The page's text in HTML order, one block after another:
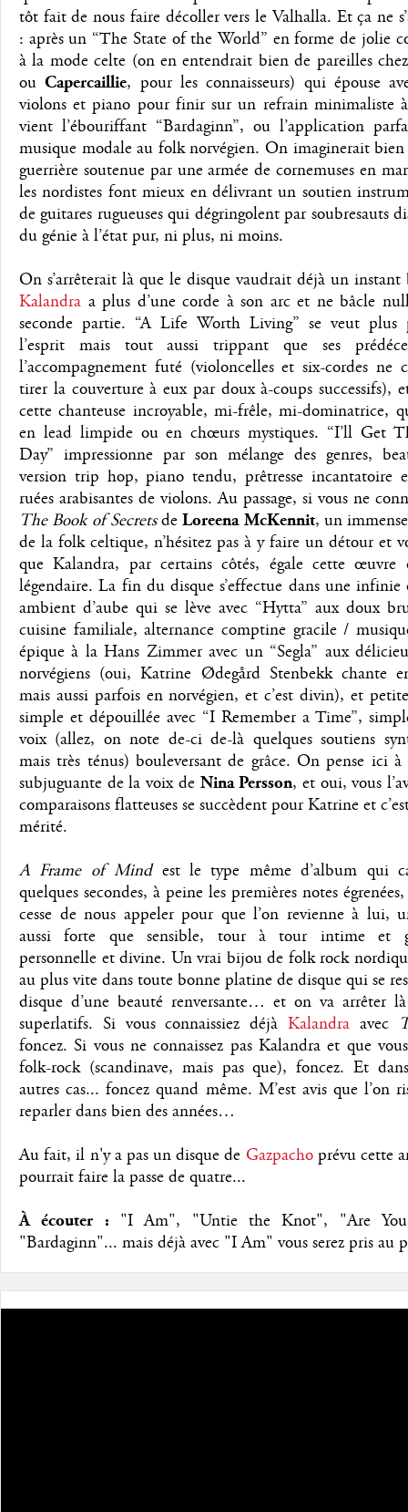
tôt fait de nous faire décoller vers le Valhalla. Et ça ne
: après un “The State of the World” en forme de jolie
à la mode celte (on en entendrait bien de pareilles
ouCapercaillie, pour les connaisseurs) qui épouse
violons et piano pour finir sur un refrain minimaliste
vient l’ébouriffant “Bardaginn”, ou l’application
musique modale au folk norvégien. On imaginerait
guerrière soutenue par une armée de cornemuses en
les nordistes font mieux en délivrant un soutien
de guitares rugueuses qui dégringolent par soubresauts
du génie à l’état pur, ni plus, ni moins.
On s’arrêterait là que le disque vaudrait déjà un instant
Kalandra a plus d’une corde à son arc et ne bâcle
seconde partie. “A Life Worth Living” se veut plus
l’esprit mais tout aussi trippant que ses
l’accompagnement futé (violoncelles et six-cordes ne
tirer la couverture à eux par doux à-coups successifs),
cette chanteuse incroyable, mi-frêle, mi-dominatrice,
en lead limpide ou en chœurs mystiques. “I’ll Get
Day” impressionne par son mélange des genres,
version trip hop, piano tendu, prêtresse incantatoire
ruées arabisantes de violons. Au passage, si vous ne
The Book of SecretsdeLoreena McKennit, un
de la folk celtique, n’hésitez pas à y faire un détour et
que Kalandra, par certains côtés, égale cette œuvre
légendaire. La fin du disque s’effectue dans une infinie
ambient d’aube qui se lève avec “Hytta” aux doux
cuisine familiale, alternance comptine gracile /
épique à la Hans Zimmer avec un “Segla” aux
norvégiens (oui, Katrine Ødegård Stenbekk chante
mais aussi parfois en norvégien, et c’est divin), et
simple et dépouillée avec “I Remember a Time”,
voix (allez, on note de-ci de-là quelques soutiens
mais très ténus) bouleversant de grâce. On pense ici à
subjuguante de la voix de Nina Persson, et oui, vous
comparaisons flatteuses se succèdent pour Katrine et
mérité.
A Frame of Mindest le type même d’album qui
quelques secondes, à peine les premières notes
cesse de nous appeler pour que l’on revienne à lui,
aussi forte que sensible, tour à tour intime et
personnelle et divine. Un vrai bijou de folk rock
au plus vite dans toute bonne platine de disque qui se
disque d’une beauté renversante… et on va arrêter
superlatifs. Si vous connaissiez déjàKalandra avec
foncez. Si vous ne connaissez pas Kalandra et que
folk-rock (scandinave, mais pas que), foncez. Et
autres cas... foncez quand même. M’est avis que l’on
reparler dans bien des années…
Au fait, il n'y a pas un disque de Gazpachoprévu cette
pourrait faire la passe de quatre...
À écouter : "I Am", "Untie the Knot", "Are You
"Bardaginn"... mais déjà avec "I Am" vous serez pris au